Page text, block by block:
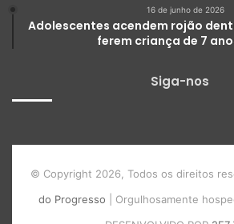
16 de junho de 2026
Adolescentes acendem rojão
ferem criança de 7
Siga-nos
© Copyright 2026, Todos os direitos
do Progresso | Orgulhosamente